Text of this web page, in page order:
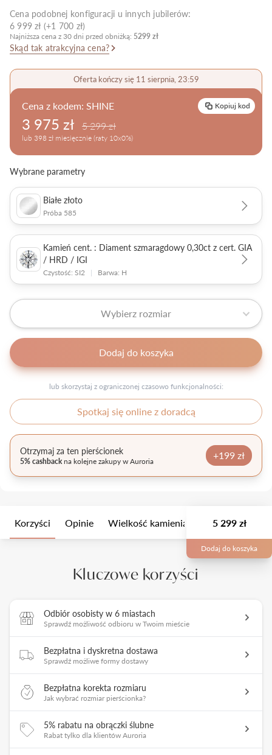
Pielęgnacja biżuterii
Cena podobnej konfiguracji u innych jubilerów:
6 999 zł (+1 700 zł)
Najniższa cena z 30 dni przed obniżką: 5299 zł
Skąd tak atrakcyjna cena?
Oferta kończy się 11 sierpnia, 23:59
Cena z kodem: SHINE Kopiuj kod
3 975 zł 5 299 zł
lub 398 zł miesięcznie (raty 10x0%)
Wybrane parametry
Białe złoto
Próba 585
Kamień cent. : Diament szmaragdowy 0,30ct z cert. GIA
/ HRD / IGI
Czystość: SI2 | Barwa: H
Wybierz rozmiar
Dodaj do koszyka
lub skorzystaj z ograniczonej czasowo funkcjonalności:
Spotkaj się online z doradcą
Otrzymaj za ten pierścionek
5% cashbackna kolejne zakupy w Auroria +199 zł
Korzyści Opinie Wielkość kamienia Opis
5 299 zł
Dodaj do koszyka
Kluczowe korzyści
Odbiór osobisty w 6 miastach
Sprawdź możliwość odbioru w Twoim mieście
Bezpłatna i dyskretna dostawa
Sprawdź możliwe formy dostawy
Bezpłatna korekta rozmiaru
Jak wybrać rozmiar pierścionka?
5% rabatu na obrączki ślubne
Rabat tylko dla klientów Auroria